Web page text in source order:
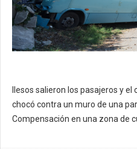
Ilesos salieron los pasajeros y
chocó contra un muro de una
Compensación en una zona de